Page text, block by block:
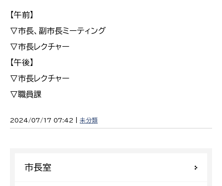
【午前】
▽市長、副市長ミーティング
▽市長レクチャー
【午後】
▽市長レクチャー
▽職員課
2024/07/17 07:42 | 未分類
市長室